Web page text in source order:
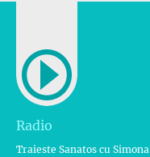
Radio
Traieste Sanatos cu Simona